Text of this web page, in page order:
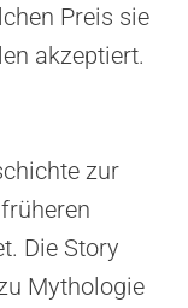
Preis sie
akzeptiert.
zur
Die Story
Mythologie